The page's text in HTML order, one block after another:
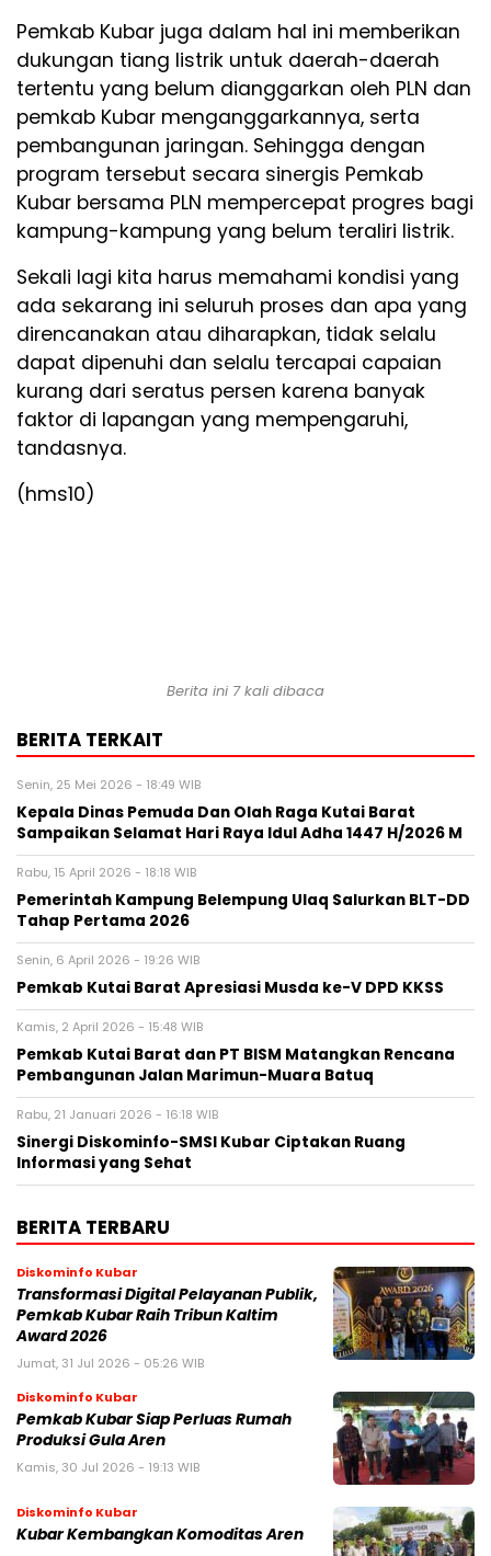
Pemkab Kubar juga dalam hal ini memberikan
dukungan tiang listrik untuk daerah-daerah
tertentu yang belum dianggarkan oleh PLN dan
pemkab Kubar menganggarkannya, serta
pembangunan jaringan. Sehingga dengan
program tersebut secara sinergis Pemkab
Kubar bersama PLN mempercepat progres bagi
kampung-kampung yang belum teraliri listrik.
Sekali lagi kita harus memahami kondisi yang
ada sekarang ini seluruh proses dan apa yang
direncanakan atau diharapkan, tidak selalu
dapat dipenuhi dan selalu tercapai capaian
kurang dari seratus persen karena banyak
faktor di lapangan yang mempengaruhi,
tandasnya.
(hms10)
Berita ini 7 kali dibaca
BERITA TERKAIT
Senin, 25 Mei 2026 - 18:49 WIB
Kepala Dinas Pemuda Dan Olah Raga Kutai Barat
Sampaikan Selamat Hari Raya Idul Adha 1447 H/2026 M
Rabu, 15 April 2026 - 18:18 WIB
Pemerintah Kampung Belempung Ulaq Salurkan BLT-DD
Tahap Pertama 2026
Senin, 6 April 2026 - 19:26 WIB
Pemkab Kutai Barat Apresiasi Musda ke-V DPD KKSS
Kamis, 2 April 2026 - 15:48 WIB
Pemkab Kutai Barat dan PT BISM Matangkan Rencana
Pembangunan Jalan Marimun-Muara Batuq
Rabu, 21 Januari 2026 - 16:18 WIB
Sinergi Diskominfo-SMSI Kubar Ciptakan Ruang
Informasi yang Sehat
BERITA TERBARU
Diskominfo Kubar
Transformasi Digital Pelayanan Publik,
Pemkab Kubar Raih Tribun Kaltim
Award 2026
Jumat, 31 Jul 2026 - 05:26 WIB
Diskominfo Kubar
Pemkab Kubar Siap Perluas Rumah
Produksi Gula Aren
Kamis, 30 Jul 2026 - 19:13 WIB
Diskominfo Kubar
Kubar Kembangkan Komoditas Aren